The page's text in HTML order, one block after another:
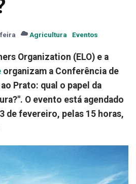
Agricultura Eventos
Organization (ELO) e a
organizam a Conferência de
Prato: qual o papel da
O evento está agendado
de fevereiro, pelas 15 horas,